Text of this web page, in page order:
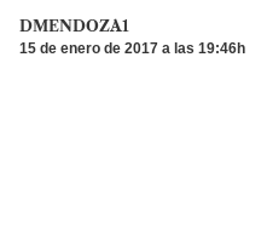
DMENDOZA1
15 de enero de 2017 a las 19:46h